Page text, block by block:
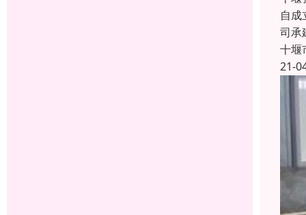
自
司承
十堰
21-